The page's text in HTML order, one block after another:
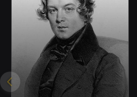
年之間，已儼然成為國內古
的室內樂組合，音樂演奏實
團，他們完美無間的絕佳默
巧、內斂深刻的詮釋，更是
的肯定。